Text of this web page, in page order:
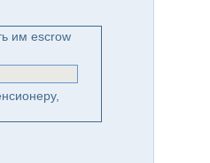
им escrow